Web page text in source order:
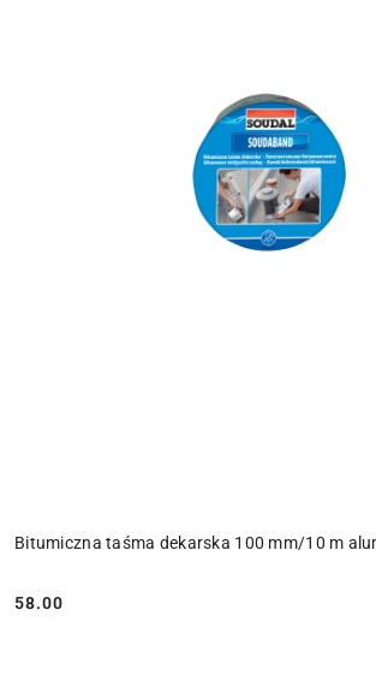
Bitumiczna taśma dekarska 100 mm/10 m
Cena:
58.00